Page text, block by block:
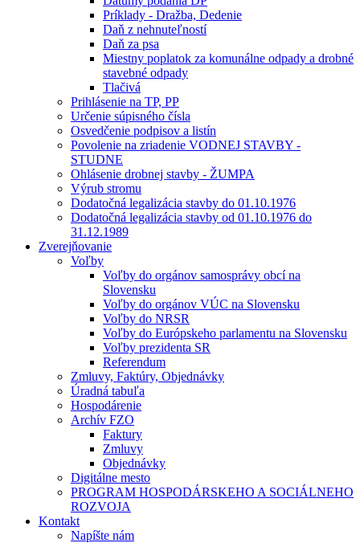
Príklady - Dražba, Dedenie
Daň z nehnuteľností
Daň za psa
Miestny poplatok za komunálne odpady a drobné
stavebné odpady
Tlačivá
Prihlásenie na TP, PP
Určenie súpisného čísla
Osvedčenie podpisov a listín
Povolenie na zriadenie VODNEJ STAVBY -
STUDNE
Ohlásenie drobnej stavby - ŽUMPA
Výrub stromu
Dodatočná legalizácia stavby do 01.10.1976
Dodatočná legalizácia stavby od 01.10.1976 do
31.12.1989
Zverejňovanie
Voľby
Voľby do orgánov samosprávy obcí na
Slovensku
Voľby do orgánov VÚC na Slovensku
Voľby do NRSR
Voľby do Európskeho parlamentu na Slovensku
Voľby prezidenta SR
Referendum
Zmluvy, Faktúry, Objednávky
Úradná tabuľa
Hospodárenie
Archív FZO
Faktury
Zmluvy
Objednávky
Digitálne mesto
PROGRAM HOSPODÁRSKEHO A SOCIÁLNEHO
ROZVOJA
Kontakt
Napíšte nám